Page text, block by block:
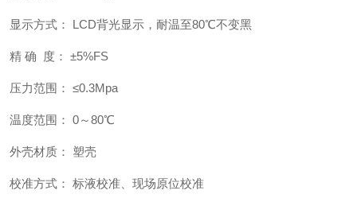
显示方式： LCD背光显示，耐温至80℃不变黑
精 确 度： ±5%FS
压力范围： ≤0.3Mpa
温度范围： 0～80℃
外壳材质： 塑壳
校准方式： 标液校准、现场原位校准